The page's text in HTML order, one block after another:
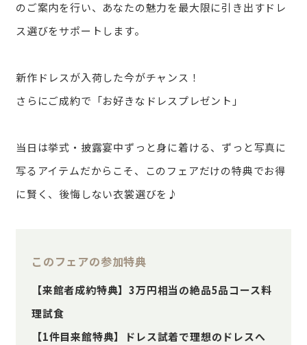
のご案内を行い、あなたの魅力を最大限に引き出すドレ
ス選びをサポートします。
新作ドレスが入荷した今がチャンス！
さらにご成約で「お好きなドレスプレゼント」
当日は挙式・披露宴中ずっと身に着ける、ずっと写真に
写るアイテムだからこそ、このフェアだけの特典でお得
に賢く、後悔しない衣裳選びを♪
このフェアの参加特典
【来館者成約特典】3万円相当の絶品5品コース料
理試食
【1件目来館特典】ドレス試着で理想のドレスへ